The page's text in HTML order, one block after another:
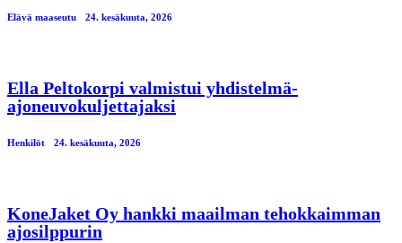
Elävä maaseutu 24. kesäkuuta, 2026
Ella Peltokorpi valmistui yhdistelmä-
ajoneuvokuljettajaksi
Henkilöt 24. kesäkuuta, 2026
KoneJaket Oy hankki maailman tehokkaimman
ajosilppurin